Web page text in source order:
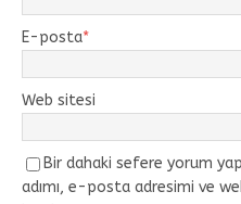
E-posta*
Web sitesi
Bir dahaki sefere yorum
adımı, e-posta adresimi ve